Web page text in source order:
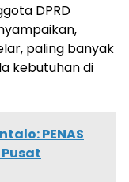
DPRD
paling banyak
kebutuhan di
PENAS